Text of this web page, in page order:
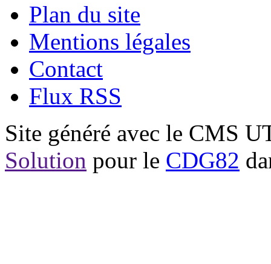
Plan du site
Mentions légales
Contact
Flux RSS
Site généré avec le CMS
Solution pour le CDG82